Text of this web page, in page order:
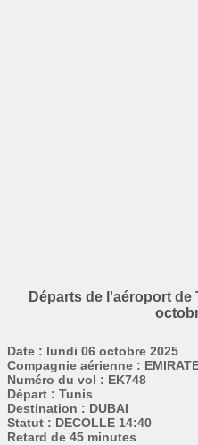
Départs de l'aéroport de
Date : lundi 06 octobre 2025
Compagnie aérienne :
Numéro du vol : EK748
Départ : Tunis
Destination : DUBAI
Statut : DECOLLE 14:40
Retard de 45 minutes